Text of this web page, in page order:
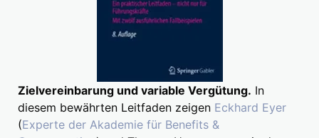
Zielvereinbarung und variable Vergütung. In
diesem bewährten Leitfaden zeigen Eckhard Eyer
(Experte der Akademie für Benefits &